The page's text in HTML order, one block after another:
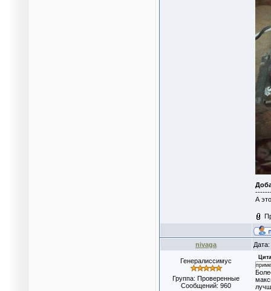
А
nivaga
Генералиссимус
Группа: Проверенные
Сообщений: 960